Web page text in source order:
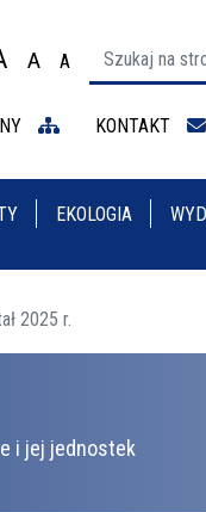
na motyw wysokiej
A
Ustaw rozmiar
A
Ustaw rozmiar
KONTAKT
EKOLOGIA
2025 r.
i jej jednostek